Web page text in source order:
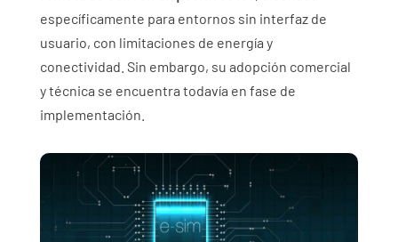
específicamente para entornos sin interfaz de
usuario, con limitaciones de energía y
conectividad. Sin embargo, su adopción comercial
y técnica se encuentra todavía en fase de
implementación.